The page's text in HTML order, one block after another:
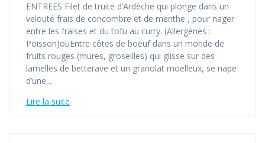
ENTREES Filet de truite d’Ardèche qui plonge dans un
velouté frais de concombre et de menthe , pour nager
entre les fraises et du tofu au curry. (Allergènes :
Poisson)ouEntre côtes de boeuf dans un monde de
fruits rouges (mures, groseilles) qui glisse sur des
lamelles de betterave et un granolat moelleux, se nape
d’une…
Lire la suite